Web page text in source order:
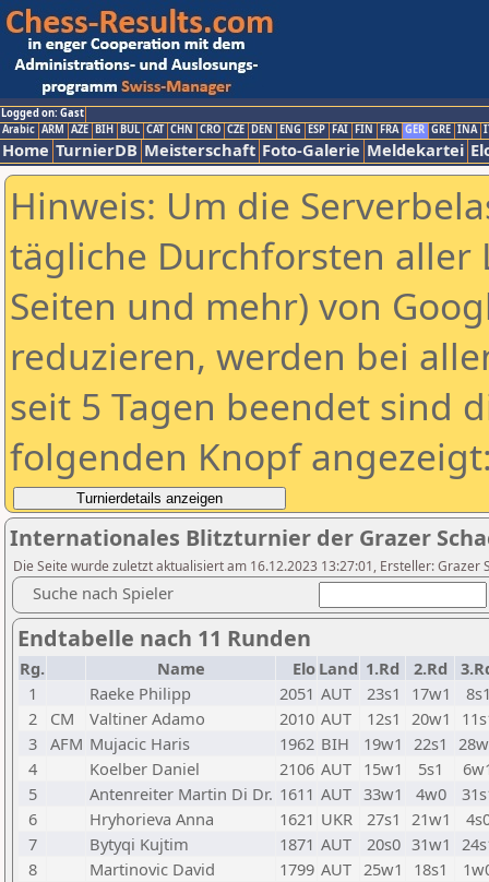
Logged on: Gast
Arabic ARM AZE BIH BUL CAT CHN CRO CZE DEN ENG ESP FAI FIN FRA GER GRE INA
Home TurnierDB Meisterschaft Foto-Galerie Meldekartei
Hinweis: Um die
tägliche Durchforsten aller
Seiten und mehr) von
reduzieren, werden bei
seit 5 Tagen beendet sind
folgenden Knopf
Internationales Blitzturnier der Grazer
Die Seite wurde zuletzt aktualisiert am 16.12.2023 13:27:01, Ersteller:
Suche nach Spieler
Endtabelle nach 11 Runden
Rg. Name Elo Land 1.Rd 2.Rd
1
Raeke Philipp 2051 AUT 23s1 17w1
2
CM Valtiner Adamo 2010 AUT 12s1 20w1
3 AFM Mujacic Haris 1962 BIH 19w1 22s1
4
Koelber Daniel 2106 AUT 15w1 5s1
5
Antenreiter Martin Di Dr. 1611 AUT 33w1 4w0
6
Hryhorieva Anna 1621 UKR 27s1 21w1
7
Bytyqi Kujtim 1871 AUT 20s0 31w1
8
Martinovic David 1799 AUT 25w1 18s1